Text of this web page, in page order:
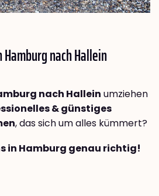
nachHallein
nach Hallein umziehen
& günstiges
, das sich um alles kümmert?
in Hamburg genau richtig!